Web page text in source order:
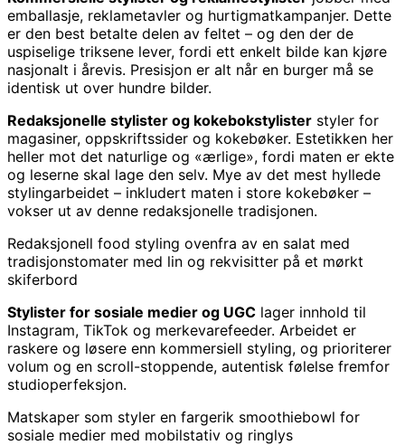
emballasje, reklametavler og hurtigmatkampanjer. Dette
er den best betalte delen av feltet – og den der de
uspiselige triksene lever, fordi ett enkelt bilde kan kjøre
nasjonalt i årevis. Presisjon er alt når en burger må se
identisk ut over hundre bilder.
Redaksjonelle stylister og kokebokstylister styler for
magasiner, oppskriftssider og kokebøker. Estetikken her
heller mot det naturlige og «ærlige», fordi maten er ekte
og leserne skal lage den selv. Mye av det mest hyllede
stylingarbeidet – inkludert maten i store kokebøker –
vokser ut av denne redaksjonelle tradisjonen.
Redaksjonell food styling ovenfra av en salat med
tradisjonstomater med lin og rekvisitter på et mørkt
skiferbord
Stylister for sosiale medier og UGC lager innhold til
Instagram, TikTok og merkevarefeeder. Arbeidet er
raskere og løsere enn kommersiell styling, og prioriterer
volum og en scroll-stoppende, autentisk følelse fremfor
studioperfeksjon.
Matskaper som styler en fargerik smoothiebowl for
sosiale medier med mobilstativ og ringlys